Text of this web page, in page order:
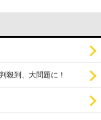
殺到、大問題に！